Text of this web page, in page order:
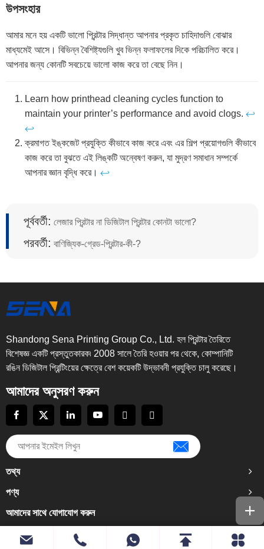
উপসংহার
আমার মনে হয় একটি ভালো প্রিন্টার সিদ্ধান্ত আপনার প্রকৃত চাহিদাগুলি বোঝার
মাধ্যমেই আসে। বিভিন্ন বৈশিষ্ট্যগুলি খুব ভিন্ন ফলাফলের দিকে পরিচালিত করে।
আপনার জন্য কোনটি সবচেয়ে ভালো কাজ করে তা বেছে নিন।
Learn how printhead cleaning cycles function to
maintain your printer’s performance and avoid clogs. ↩
↩
ক্রমাগত ইঙ্কজেট প্রযুক্তি কীভাবে কাজ করে এবং এর শিল্প প্রয়োগগুলি কীভাবে
কাজ করে তা বুঝতে এই লিঙ্কটি অন্বেষণ করুন, যা মুদ্রণ সমাধান সম্পর্কে
আপনার জ্ঞান বৃদ্ধি করে। ↩
পূর্ববর্তী: লেজার প্রিন্টার না ডিজিটাল প্রিন্টার কোনটা ভালো?
পরবর্তী: বাণিজ্যিক-গ্রেড-প্রিন্টার-কী-?
Shandong Sena Printing Group Co., Ltd. হল প্রিন্টার তৈরিতে
বিশেষজ্ঞ একটি প্রস্তুতকারক৷ 2008 সালে তৈরি হওয়ার পর থেকে, কোম্পানিটি
রঙিন ডিজিটাল প্রিন্টিংয়ের ক্ষেত্রে বেশ কয়েকটি উদ্ভাবনী প্রযুক্তি চালু করেছে।
আমাদের অনুসরণ করুন
তথ্য
পণ্য
আমাদের সাথে যোগাযোগ করুন